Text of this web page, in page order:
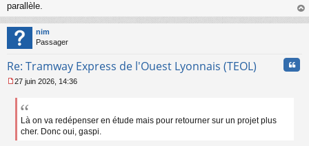
parallèle.
au
nim
Passager
Re: Tramway Express de l'Ouest Lyonnais (TEOL)
e
g
27 juin 2026, 14:36
Là on va redépenser en étude mais pour retourner sur un projet plus
cher. Donc oui, gaspi.